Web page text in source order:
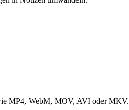
MP4, WebM, MOV, AVI oder MKV.